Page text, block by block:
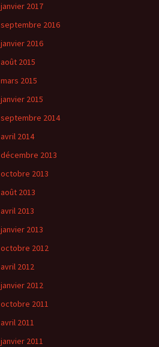
janvier 2017
septembre 2016
janvier 2016
août 2015
mars 2015
janvier 2015
septembre 2014
avril 2014
décembre 2013
octobre 2013
août 2013
avril 2013
janvier 2013
octobre 2012
avril 2012
janvier 2012
octobre 2011
avril 2011
janvier 2011